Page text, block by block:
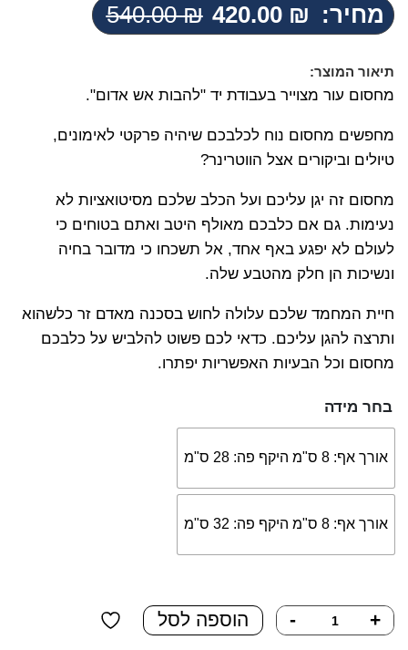
אני מאשר/ת קבלת דיוור פרסומי במייל
מחיר: 540.00₪
המחיר
540.00 ₪.
420.00 ₪
המחיר
420.00 ₪.
תיאור המוצר:
מחסום עור מצוייר בעבודת יד "להבות אש אדום".
מחפשים מחסום נוח לכלבכם שיהיה פרקטי לאימונים,
טיולים וביקורים אצל הווטרינר?
מחסום זה יגן עליכם ועל הכלב שלכם מסיטואציות לא
נעימות. גם אם כלבכם מאולף היטב ואתם בטוחים כי
לעולם לא יפגע באף אחד, אל תשכחו כי מדובר בחיה
ונשיכות הן חלק מהטבע שלה.
חיית המחמד שלכם עלולה לחוש בסכנה מאדם זר כלשהוא
ותרצה להגן עליכם. כדאי לכם פשוט להלביש על כלבכם
מחסום וכל הבעיות האפשריות יפתרו.
בחר מידה
אורך אף: 8 ס"מ היקף פה: 28 ס"מ
אורך אף: 8 ס"מ היקף פה: 32 ס"מ
+
- הוספה לסל